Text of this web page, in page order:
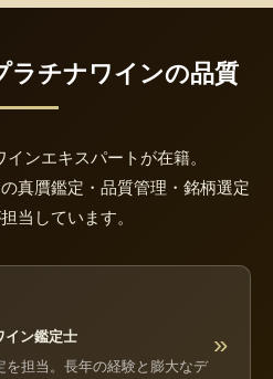
ラチナワインの品質
ンエキスパートが在籍。
真贋鑑定・品質管理・銘柄選定
当しています。
イン鑑定士
を担当。長年の経験と膨大なデ
»